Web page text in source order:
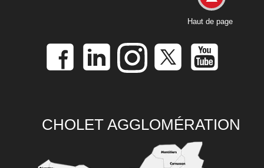
Haut de page
CHOLET AGGLOMÉRATION